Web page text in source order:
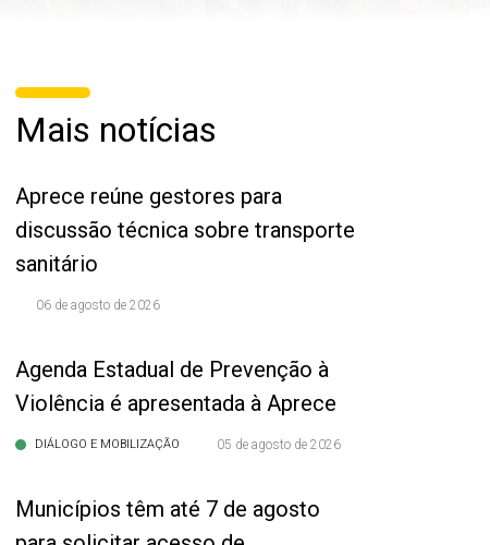
Mais notícias
Aprece reúne gestores para
discussão técnica sobre transporte
sanitário
06 de agosto de 2026
Agenda Estadual de Prevenção à
Violência é apresentada à Aprece
DIÁLOGO E MOBILIZAÇÃO 05 de agosto de 2026
Municípios têm até 7 de agosto